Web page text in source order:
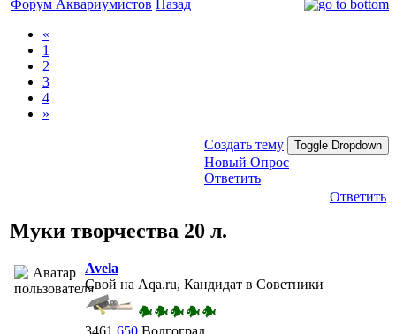
Форум Аквариумистов Назад
«
1
2
3
4
»
Создать тему Toggle Dropdown
Новый Опрос
Ответить
Ответить
Муки творчества 20 л.
Avela
Свой на Aqa.ru, Кандидат в Советники
3461 650 Волгоград